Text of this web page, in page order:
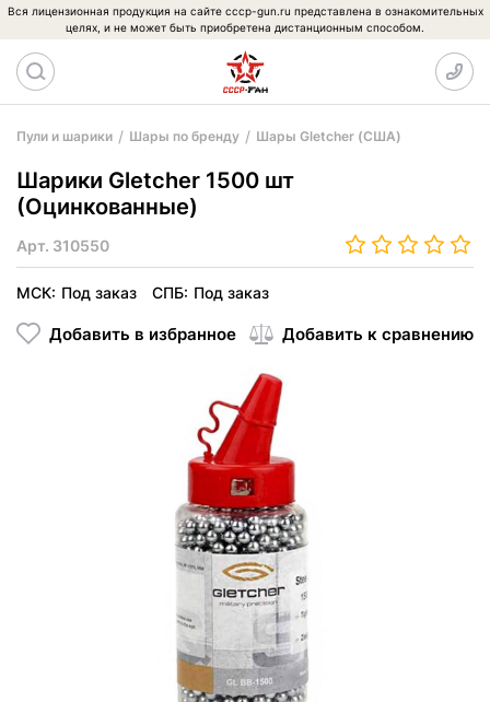
Вся лицензионная продукция на сайте cccp-gun.ru представлена в ознакомительных
целях, и не может быть приобретена дистанционным способом.
Пули и шарики Шары по бренду Шары Gletcher (США)
Шарики Gletcher 1500 шт
(Оцинкованные)
Арт. 310550
МСК: Под заказ СПБ: Под заказ
Добавить в избранное Добавить к сравнению